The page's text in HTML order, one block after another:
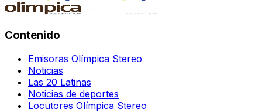
Contenido
Emisoras Olímpica Stereo
Noticias
Las 20 Latinas
Noticias de deportes
Locutores Olímpica Stereo